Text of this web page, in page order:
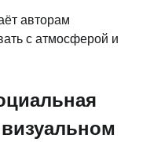
авторам
с атмосферой и